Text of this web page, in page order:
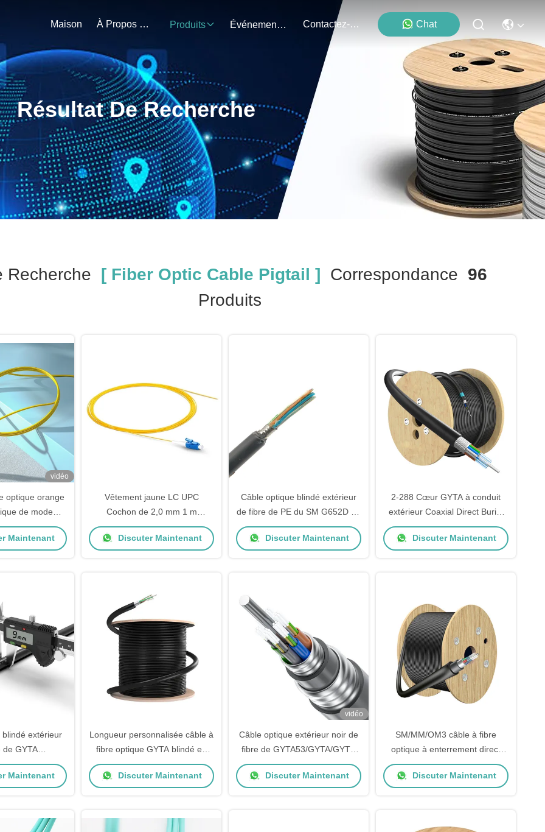
Maison À Propos De Nous Produits Événements Contactez-Nous Chat
Résultat De Recherche
Recherche [ Fiber Optic Cable Pigtail ] Correspondance 96
Produits
vidéo
optique orange
de mode
de fibre de
LSZH
Maintenant
Vêtement jaune LC UPC
Cochon de 2,0 mm 1 m
Longueur câble à fibre optique
Cochon de cochon
Discuter Maintenant
Câble optique blindé extérieur
de fibre de PE du SM G652D du
noyau GYTS 96 avec le rayon
de courbure 20D
Discuter Maintenant
2-288 Cœur GYTA à conduit
extérieur Coaxial Direct Burial
Cable à fibre optique pour SM
MM Communication Jacket PE
Discuter Maintenant
extérieur
de GYTA
G657A2 pour la
de
Maintenant
Longueur personnalisée câble à
fibre optique GYTA blindé en
aluminium mode unique G652D
G657A 1 mètre
Discuter Maintenant
vidéo
Câble optique extérieur noir de
fibre de GYTA53/GYTA/GYTS
pour le conduit enterré direct
souterrain
Discuter Maintenant
SM/MM/OM3 câble à fibre
optique à enterrement direct
double enveloppe câble à
enterrement direct
Discuter Maintenant